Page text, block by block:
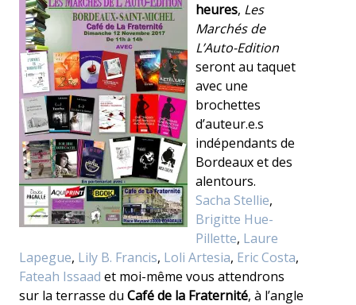
heures, Les
Marchés de
L’Auto-Edition
seront au taquet
avec une
brochettes
d’auteur.e.s
indépendants de
Bordeaux et des
alentours.
Sacha Stellie,
Brigitte Hue-
Pillette, Laure
Lapegue, Lily B. Francis, Loli Artesia, Eric Costa,
Fateah Issaad et moi-même vous attendrons
sur la terrasse du Café de la Fraternité, à l’angle